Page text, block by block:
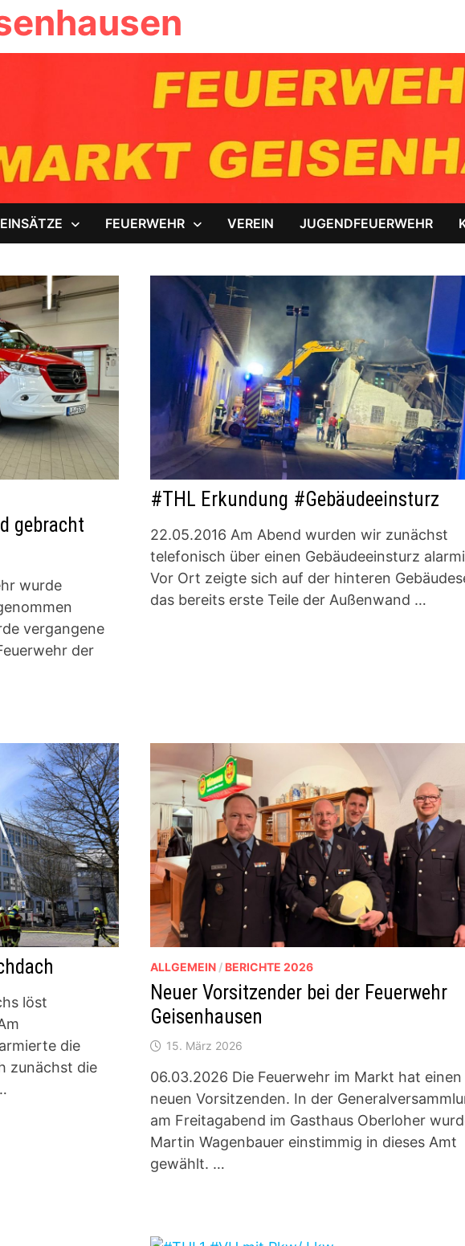
EINSÄTZE FEUERWEHR VEREIN JUGENDFEUERWEHR
gebracht
wurde
vergangene
der
#THL Erkundung #Gebäudeeinsturz
22.05.2016 Am Abend wurden wir zunächst
telefonisch über einen Gebäudeeinsturz
Vor Ort zeigte sich auf der hinteren
das bereits erste Teile der Außenwand …
löst
die
zunächst die
ALLGEMEIN/ BERICHTE 2026
Neuer Vorsitzender bei der Feuerwehr
Geisenhausen
15. März 2026
06.03.2026 Die Feuerwehr im Markt hat einen
neuen Vorsitzenden. In der
am Freitagabend im Gasthaus Oberloher
Martin Wagenbauer einstimmig in dieses Amt
gewählt. …